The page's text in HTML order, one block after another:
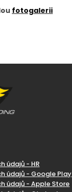
fotogalerii
údajů - HR
údajů - Google Play
údajů - Apple Store